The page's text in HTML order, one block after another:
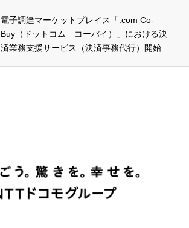
電子調達マーケットプレイス「.com Co-
Buy（ドットコム コーバイ）」における決
済業務支援サービス（決済事務代行）開始